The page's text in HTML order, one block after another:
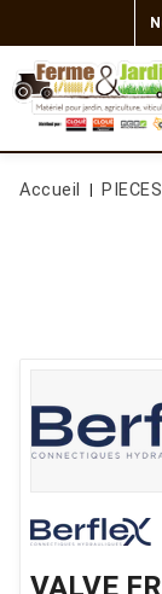
Accueil
VALVE